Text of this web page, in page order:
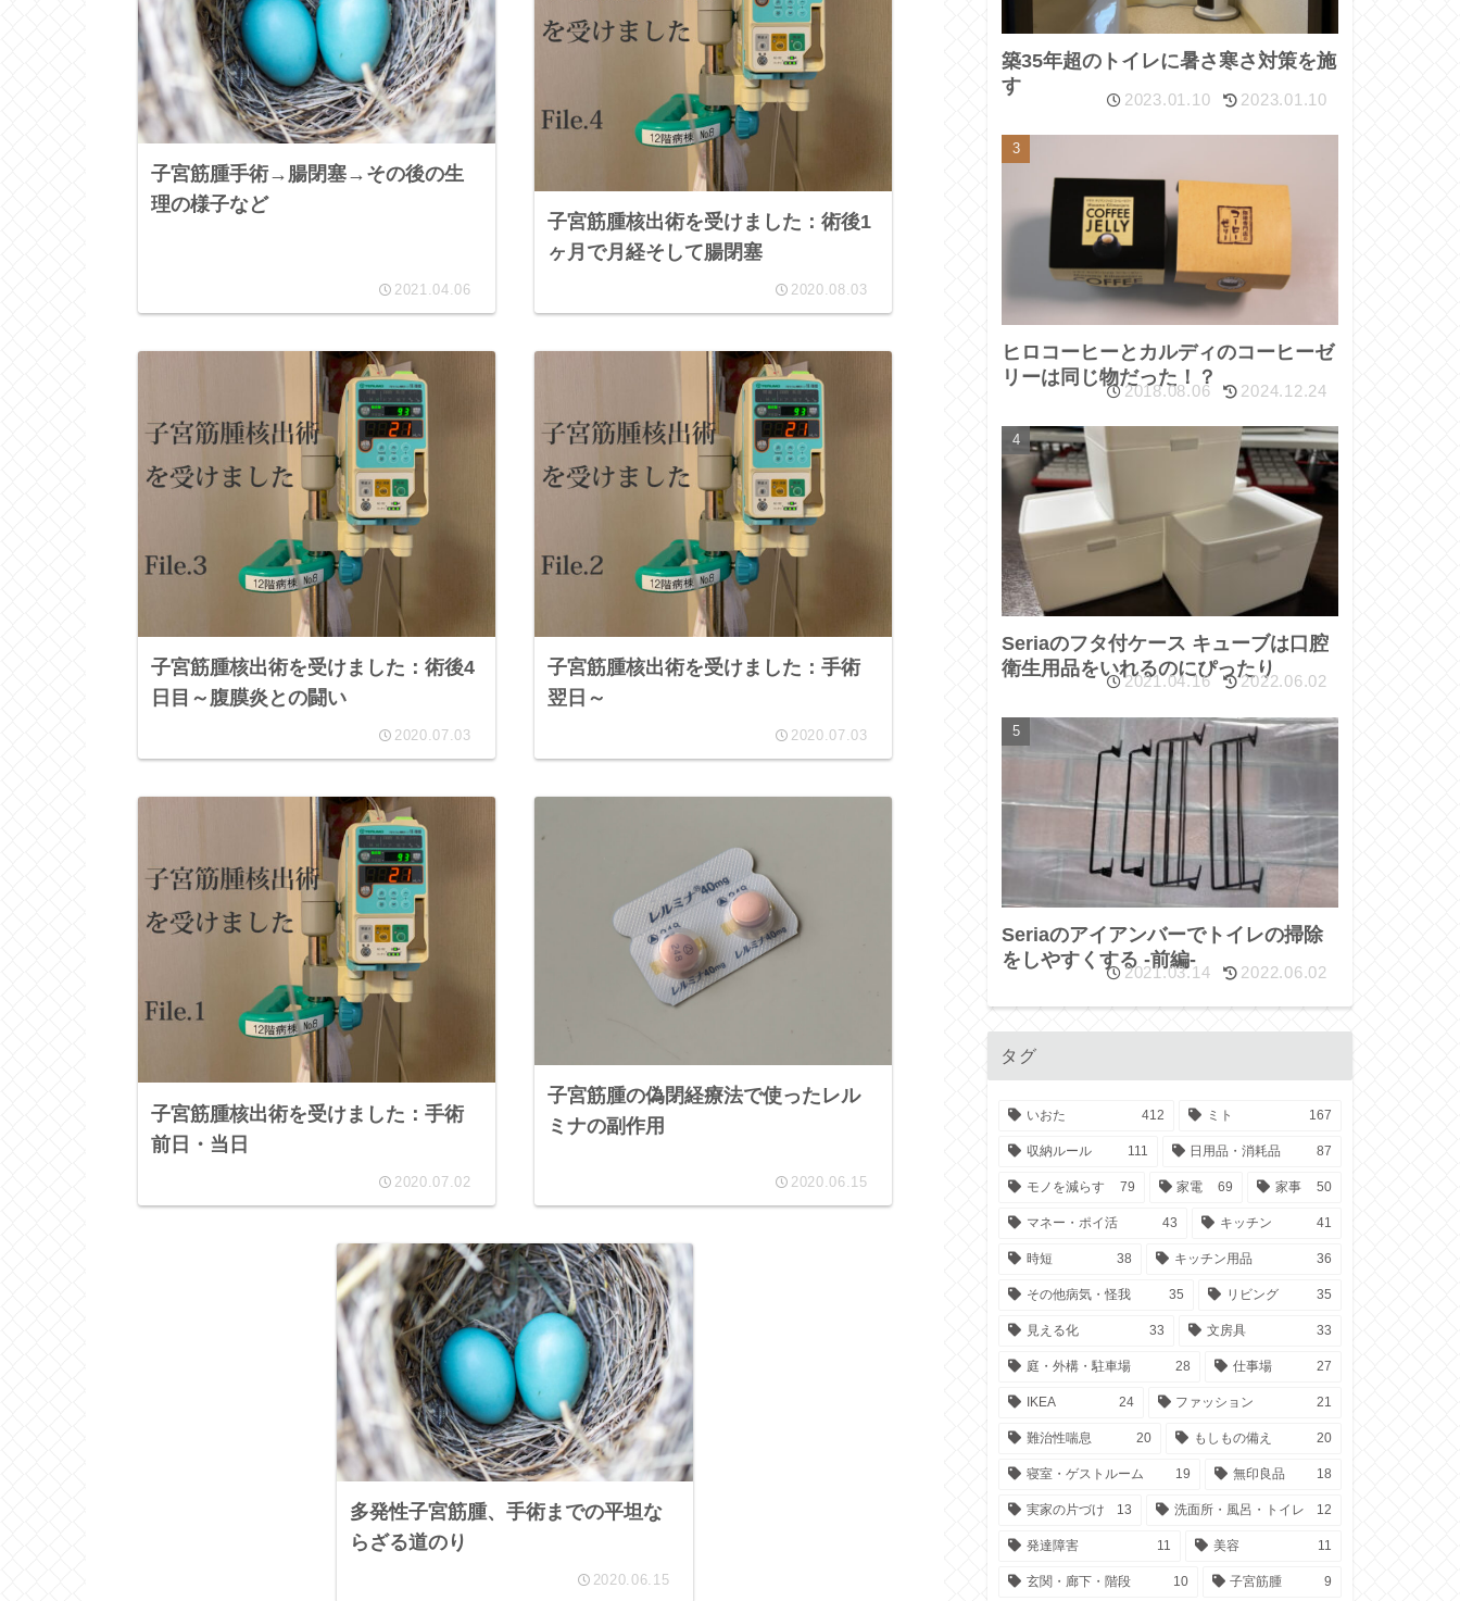
子宮筋腫手術→腸閉塞→その後の生
理の様子など
2021.04.06
子宮筋腫核出術を受けました：術後1
ヶ月で月経そして腸閉塞
2020.08.03
子宮筋腫核出術を受けました：術後4
日目～腹膜炎との闘い
2020.07.03
子宮筋腫核出術を受けました：手術
翌日～
2020.07.03
子宮筋腫核出術を受けました：手術
前日・当日
2020.07.02
子宮筋腫の偽閉経療法で使ったレル
ミナの副作用
2020.06.15
多発性子宮筋腫、手術までの平坦な
らざる道のり
2020.06.15
築35年超のトイレに暑さ寒さ対策を施
す
2023.01.10 2023.01.10
ヒロコーヒーとカルディのコーヒーゼ
リーは同じ物だった！？
2018.08.06 2024.12.24
Seriaのフタ付ケース キューブは口腔
衛生用品をいれるのにぴったり
2021.04.16 2022.06.02
Seriaのアイアンバーでトイレの掃除
をしやすくする -前編-
2021.03.14 2022.06.02
タグ
いおた 412 ミト 167
収納ルール 111 日用品・消耗品 87
モノを減らす 79 家電 69 家事 50
マネー・ポイ活 43 キッチン 41
時短 38 キッチン用品 36
その他病気・怪我 35 リビング 35
見える化 33 文房具 33
庭・外構・駐車場 28 仕事場 27
IKEA 24 ファッション 21
難治性喘息 20 もしもの備え 20
寝室・ゲストルーム 19 無印良品 18
実家の片づけ 13 洗面所・風呂・トイレ 12
発達障害 11 美容 11
玄関・廊下・階段 10 子宮筋腫 9